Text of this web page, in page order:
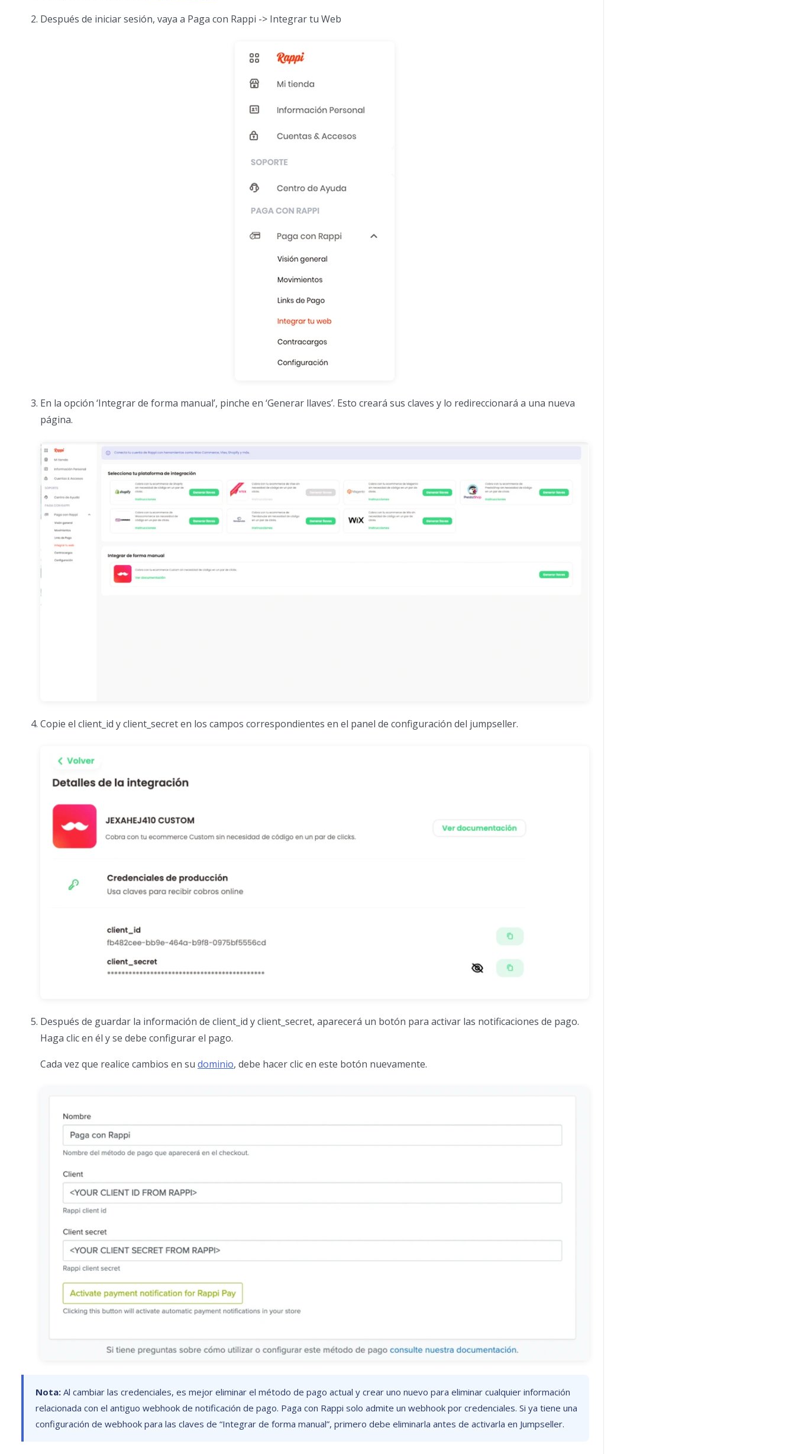
Después de iniciar sesión, vaya a Paga con Rappi -> Integrar tu Web
En la opción ‘Integrar de forma manual’, pinche en ‘Generar llaves’. Esto creará sus claves y lo redireccionará a una nueva
página.
Copie el client_id y client_secret en los campos correspondientes en el panel de configuración del jumpseller.
Después de guardar la información de client_id y client_secret, aparecerá un botón para activar las notificaciones de pago.
Haga clic en él y se debe configurar el pago.
Cada vez que realice cambios en su dominio, debe hacer clic en este botón nuevamente.
Nota: Al cambiar las credenciales, es mejor eliminar el método de pago actual y crear uno nuevo para eliminar cualquier información
relacionada con el antiguo webhook de notificación de pago. Paga con Rappi solo admite un webhook por credenciales. Si ya tiene una
configuración de webhook para las claves de “Integrar de forma manual”, primero debe eliminarla antes de activarla en Jumpseller.